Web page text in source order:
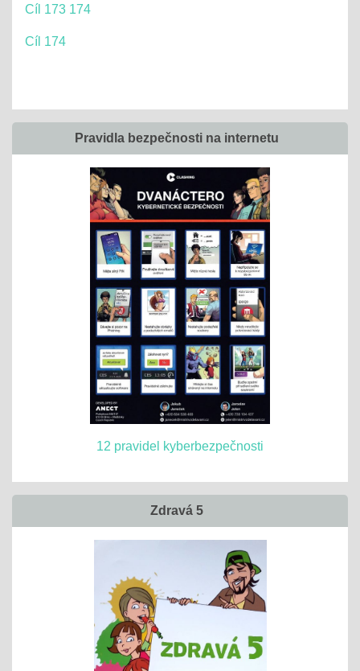
Cíl 173 174
Cíl 174
Pravidla bezpečnosti na internetu
12 pravidel kyberbezpečnosti
Zdravá 5